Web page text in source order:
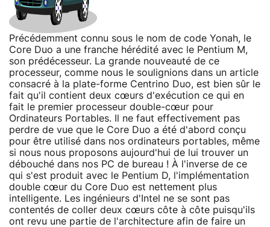
Précédemment connu sous le nom de code Yonah, le
Core Duo a une franche hérédité avec le Pentium M,
son prédécesseur. La grande nouveauté de ce
processeur, comme nous le soulignions dans un article
consacré à la plate-forme Centrino Duo, est bien sûr le
fait qu'il contient deux cœurs d'exécution ce qui en
fait le premier processeur double-cœur pour
Ordinateurs Portables. Il ne faut effectivement pas
perdre de vue que le Core Duo a été d'abord conçu
pour être utilisé dans nos ordinateurs portables, même
si nous nous proposons aujourd'hui de lui trouver un
débouché dans nos PC de bureau ! À l'inverse de ce
qui s'est produit avec le Pentium D, l'implémentation
double cœur du Core Duo est nettement plus
intelligente. Les ingénieurs d'Intel ne se sont pas
contentés de coller deux cœurs côte à côte puisqu'ils
ont revu une partie de l'architecture afin de faire un